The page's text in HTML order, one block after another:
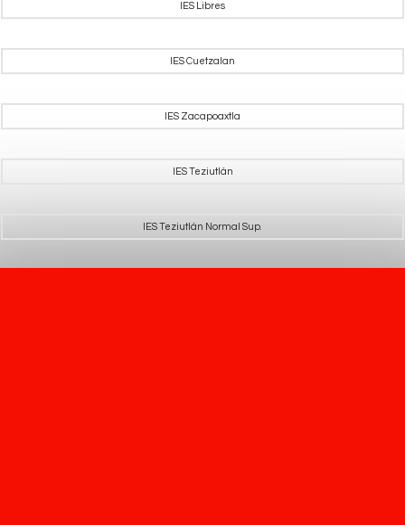
IES Libres
IES Cuetzalan
IES Zacapoaxtla
IES Teziutlán
IES Teziutlán Normal Sup.